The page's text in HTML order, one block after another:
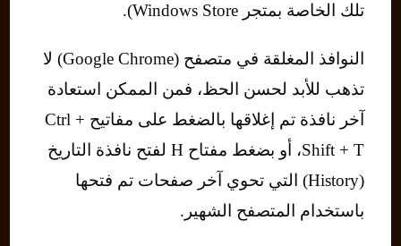
تلك الخاصة بمتجر Windows Store).
النوافذ المغلقة في متصفح (Google Chrome) لا
تذهب للأبد لحسن الحظ، فمن الممكن استعادة
آخر نافذة تم إغلاقها بالضغط على مفاتيح Ctrl +
Shift + T، أو بضغط مفتاح H لفتح نافذة التاريخ
(History) التي تحوي آخر صفحات تم فتحها
باستخدام المتصفح الشهير.